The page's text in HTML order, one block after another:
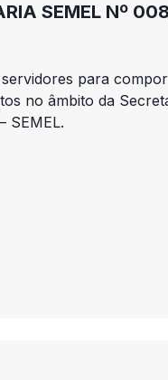
SEMEL Nº
servidores para
no âmbito da
SEMEL.